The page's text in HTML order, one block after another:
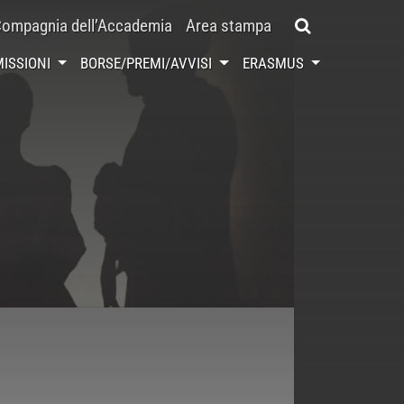
dell’Accademia Area stampa
BORSE/PREMI/AVVISI ERASMUS